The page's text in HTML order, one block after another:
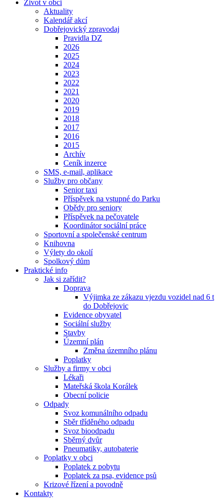
Život v obci
Aktuality
Kalendář akcí
Dobřejovický zpravodaj
Pravidla DZ
2026
2025
2024
2023
2022
2021
2020
2019
2018
2017
2016
2015
Archív
Ceník inzerce
SMS, e-mail, aplikace
Služby pro občany
Senior taxi
Příspěvek na vstupné do Parku
Obědy pro seniory
Příspěvek na pečovatele
Koordinátor sociální práce
Sportovní a společenské centrum
Knihovna
Výlety do okolí
Spolkový dům
Praktické info
Jak si zařídit?
Doprava
Výjimka ze zákazu vjezdu vozidel nad 6 t
do Dobřejovic
Evidence obyvatel
Sociální služby
Stavby
Územní plán
Změna územního plánu
Poplatky
Služby a firmy v obci
Lékaři
Mateřská škola Korálek
Obecní policie
Odpady
Svoz komunálního odpadu
Sběr tříděného odpadu
Svoz bioodpadu
Sběrný dvůr
Pneumatiky, autobaterie
Poplatky v obci
Poplatek z pobytu
Poplatek za psa, evidence psů
Krizové řízení a povodně
Kontakty